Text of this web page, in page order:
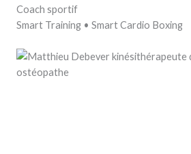
Coach sportif
Smart Training • Smart Cardio Boxing